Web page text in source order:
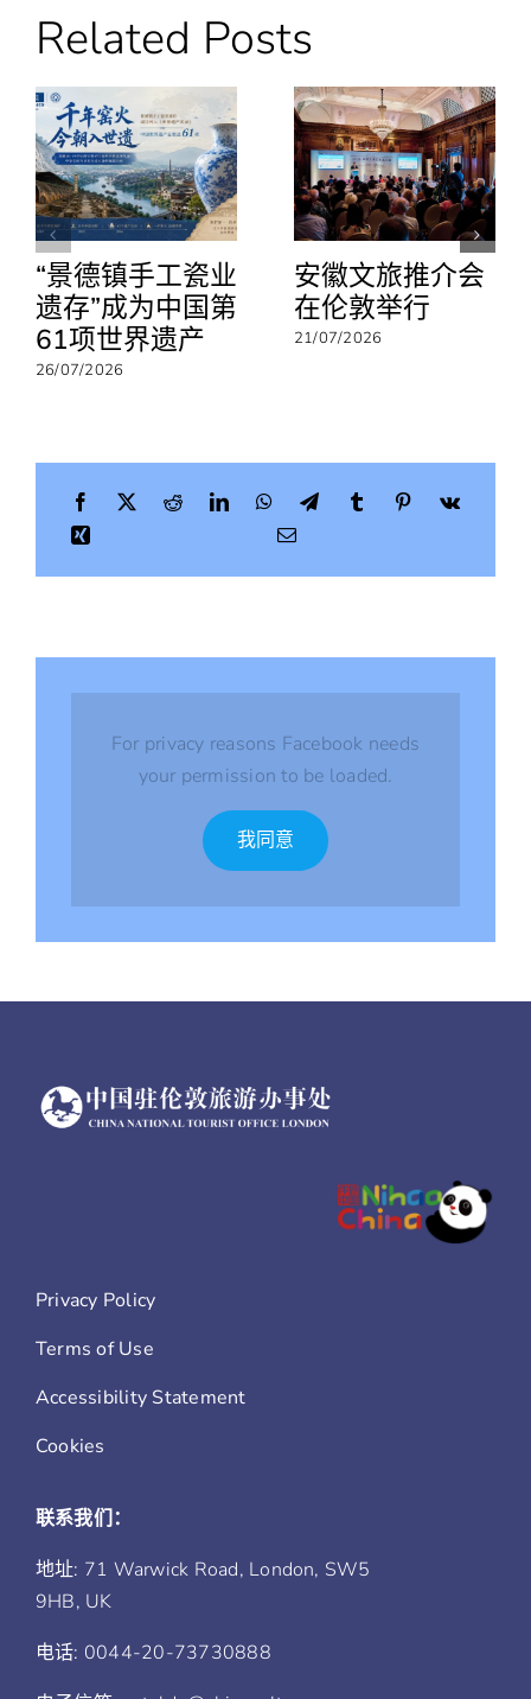
旅
游
长
议
在
澳
门
举
行
共
商
亚
太
作
Related Posts
“景德镇手工瓷业
遗存”成为中国第
61项世界遗产
26/07/2026
安徽文旅推介会
在伦敦举行
21/07/2026
For privacy reasons Facebook needs
your permission to be loaded.
我同意
Privacy Policy
Terms of Use
Accessibility Statement
Cookies
联系我们：
地址: 71 Warwick Road, London, SW5
9HB, UK
电话: 0044-20-73730888